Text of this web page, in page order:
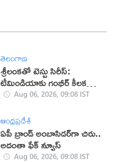
తెలంగాణ
శ్రీలంకతో టెస్టు సిరీస్:
టీమిండియాకు గంభీర్ కీలక
సూచనలు
Aug 06, 2026, 09:08 IST
ఆంధ్రప్రదేశ్
ఏపీ బ్రాండ్‌ అంబాసిడర్‌గా చిరు..
అదంతా ఫేక్‌ న్యూస్‌
Aug 06, 2026, 09:08 IST